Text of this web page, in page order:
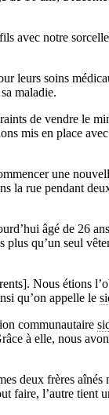
avec notre
leurs soins
maladie.
de vendre le
mis en place
une
la rue pendant
âgé de 26
plus qu’un seul
Nous étions
qu’on appelle le
communautaire
à elle, nous
deux frères aînés
faire, l’autre tient